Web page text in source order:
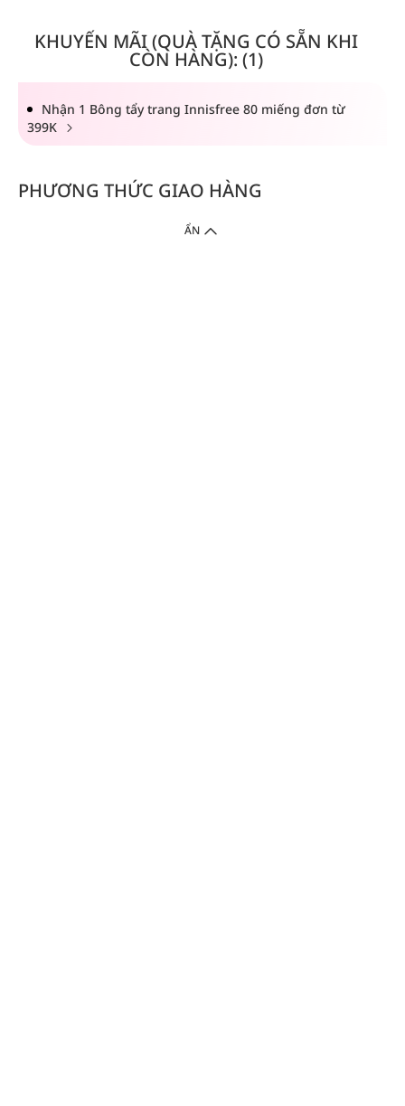
KHUYẾN MÃI (QUÀ TẶNG CÓ SẴN KHI
CÒN HÀNG): (1)
Nhận 1 Bông tẩy trang Innisfree 80 miếng đơn từ
399K
PHƯƠNG THỨC GIAO HÀNG
ẨN